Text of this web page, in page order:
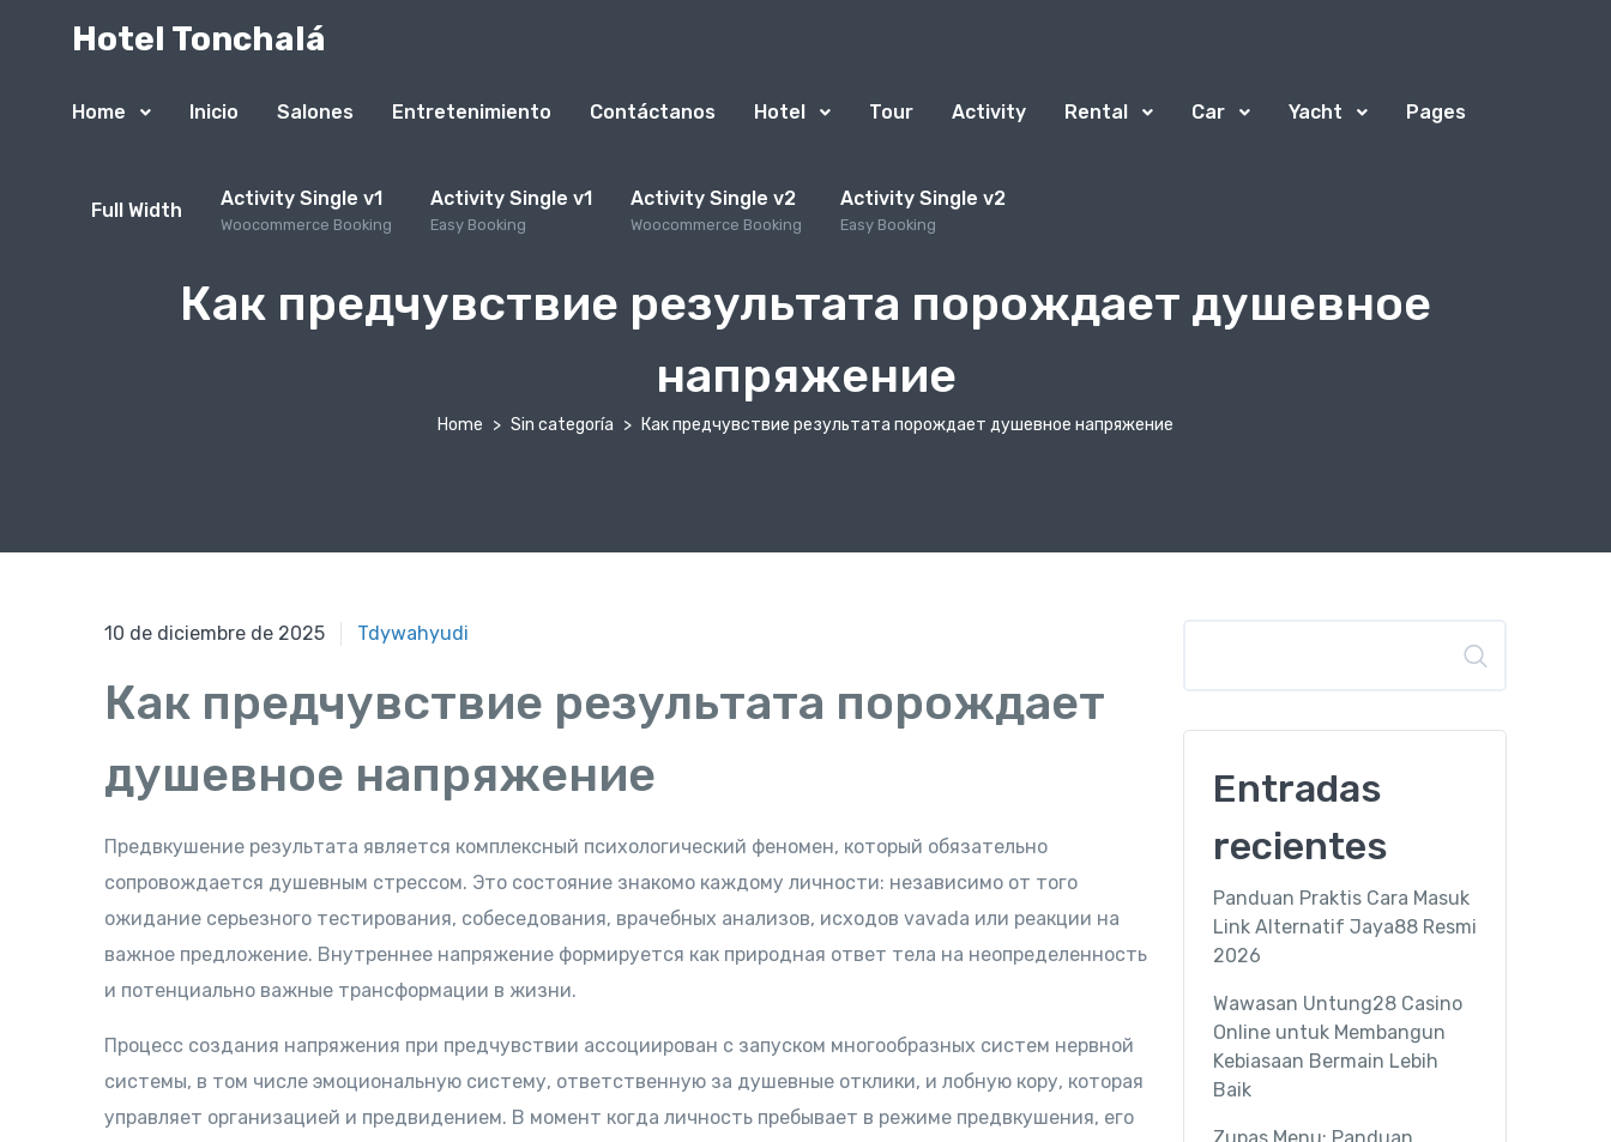
Hotel Tonchalá
Home Inicio Salones Entretenimiento Contáctanos Hotel Tour Activity Rental Car Yacht Pages
Full Width Activity Single v1
Woocommerce Booking
Activity Single v1
Easy Booking
Activity Single v2
Woocommerce Booking
Activity Single v2
Easy Booking
Как предчувствие результата порождает душевное
напряжение
Home Sin categoría Как предчувствие результата порождает душевное напряжение
10 de diciembre de 2025 Tdywahyudi
Как предчувствие результата порождает
душевное напряжение
Предвкушение результата является комплексный психологический феномен, который обязательно
сопровождается душевным стрессом. Это состояние знакомо каждому личности: независимо от того
ожидание серьезного тестирования, собеседования, врачебных анализов, исходов vavada или реакции на
важное предложение. Внутреннее напряжение формируется как природная ответ тела на неопределенность
и потенциально важные трансформации в жизни.
Процесс создания напряжения при предчувствии ассоциирован с запуском многообразных систем нервной
системы, в том числе эмоциональную систему, ответственную за душевные отклики, и лобную кору, которая
управляет организацией и предвидением. В момент когда личность пребывает в режиме предвкушения, его
Entradas
recientes
Panduan Praktis Cara Masuk
Link Alternatif Jaya88 Resmi
2026
Wawasan Untung28 Casino
Online untuk Membangun
Kebiasaan Bermain Lebih
Baik